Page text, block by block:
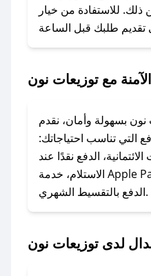
### كيفية استخدام كود خصم توزيعات نون؟
1. انسخ كود الخصم من تطبيق صحصح.
2. الصقه في خانة الدفع عند التسوق من توزيعات
مع فريق دعم صحصح عبر
أو البريد الإلكتروني،
في أسرع وقت ممكن.
### ماذا أفعل إذا لم أجد كود خصم لمتجري
المفضل؟
توفير الكوبونات في
ذلك. للاستفادة من خيار
مع توزيعات نون
نون بسهولة وأمان، نقدم
التي تناسب احتياجاتك:
الدفع نقدًا عند
الاستلام، خدمة Apple Pay، بالإضافة إلى إمكانية
الدفع بالتقسيط الشهري.
لدى توزيعات نون